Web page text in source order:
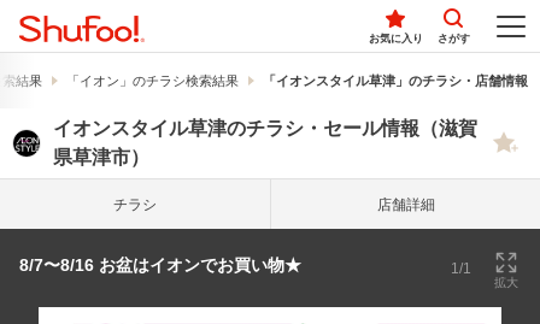
お気に入り さがす
結果 「イオン」のチラシ検索結果 「イオンスタイル草津」のチラシ・店舗情報
イオンスタイル草津のチラシ・セール情報（滋賀
県草津市）
チラシ 店舗詳細
8/7〜8/16 お盆はイオンでお買い物★ 1/1
拡大